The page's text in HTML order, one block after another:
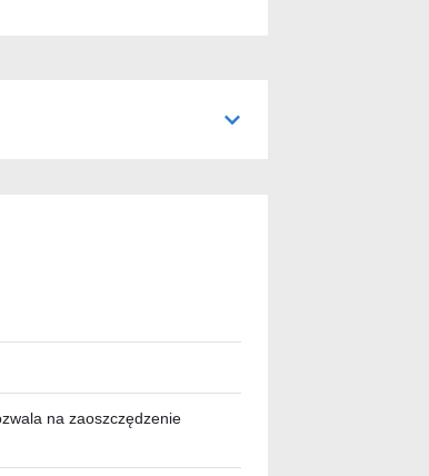
na zaoszczędzenie